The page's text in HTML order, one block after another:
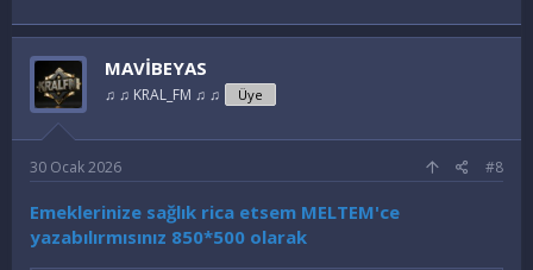
MAVİBEYAS
♫ ♫ KRAL_FM ♫ ♫ Üye
30 Ocak 2026 #8
Emeklerinize sağlık rica etsem MELTEM'ce
yazabılırmısınız 850*500 olarak